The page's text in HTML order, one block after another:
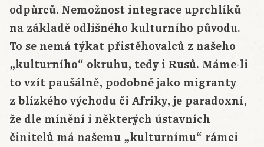
odpůrců. Nemožnost integrace uprchlíků
na základě odlišného kulturního původu.
To se nemá týkat přistěhovalců z našeho
„kulturního“ okruhu, tedy i Rusů. Máme-li
to vzít paušálně, podobně jako migranty
z blízkého východu či Afriky, je paradoxní,
že dle mínění i některých ústavních
činitelů má našemu „kulturnímu“ rámci